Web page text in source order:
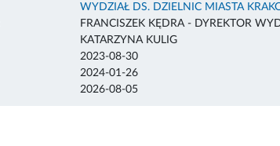
WYDZIAŁ DS. DZIELNIC MIASTA
FRANCISZEK KĘDRA - DYREKTOR
KATARZYNA KULIG
2023-08-30
2024-01-26
2026-08-05